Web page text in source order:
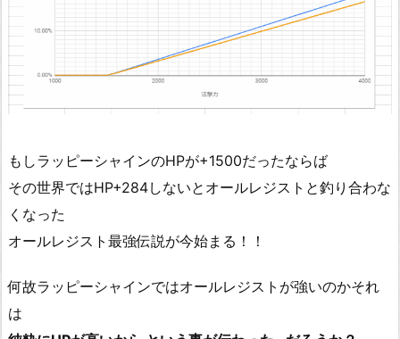
もしラッピーシャインのHPが+1500だったならば
その世界ではHP+284しないとオールレジストと釣り合わな
くなった
オールレジスト最強伝説が今始まる！！
何故ラッピーシャインではオールレジストが強いのかそれ
は